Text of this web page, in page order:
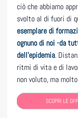
ciò che abbiamo
svolto al di fuori di
esemplare di
ognuno di noi -da
dell’epidemia.
ritmi di vita e di
non voluto, ma
SCOPRI LE